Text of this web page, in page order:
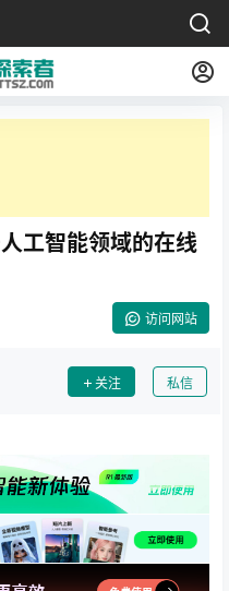
工智能领域的在线
访问网站
关注 私信